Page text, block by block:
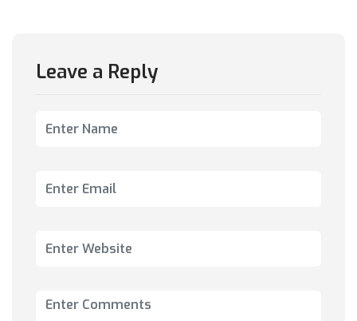
Leave a Reply